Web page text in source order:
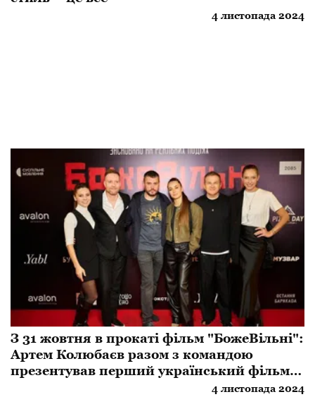
4 листопада 2024
З 31 жовтня в прокаті фільм "БожеВільні":
Артем Колюбаєв разом з командою
презентував перший український фільм
про радянську каральну психіатрію
4 листопада 2024